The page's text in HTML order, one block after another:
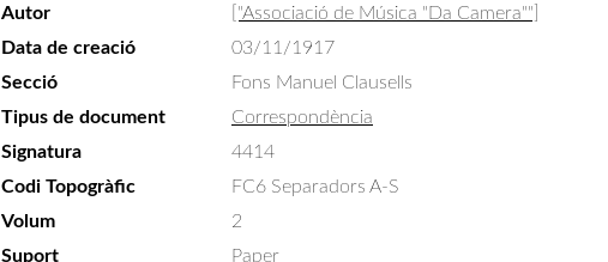
Autor
["Associació de Música "Da Camera""]
Data de creació
03/11/1917
Secció
Fons Manuel Clausells
Tipus de document
Correspondència
Signatura
4414
Codi Topogràfic
FC6 Separadors A-S
Volum
2
Suport
Paper